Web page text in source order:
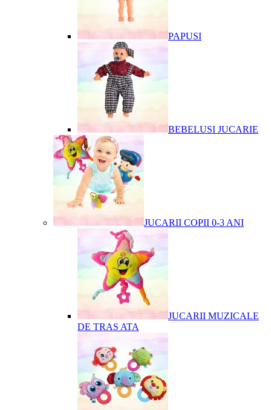
PAPUSI
BEBELUSI JUCARIE
JUCARII COPII 0-3 ANI
JUCARII MUZICALE
DE TRAS ATA